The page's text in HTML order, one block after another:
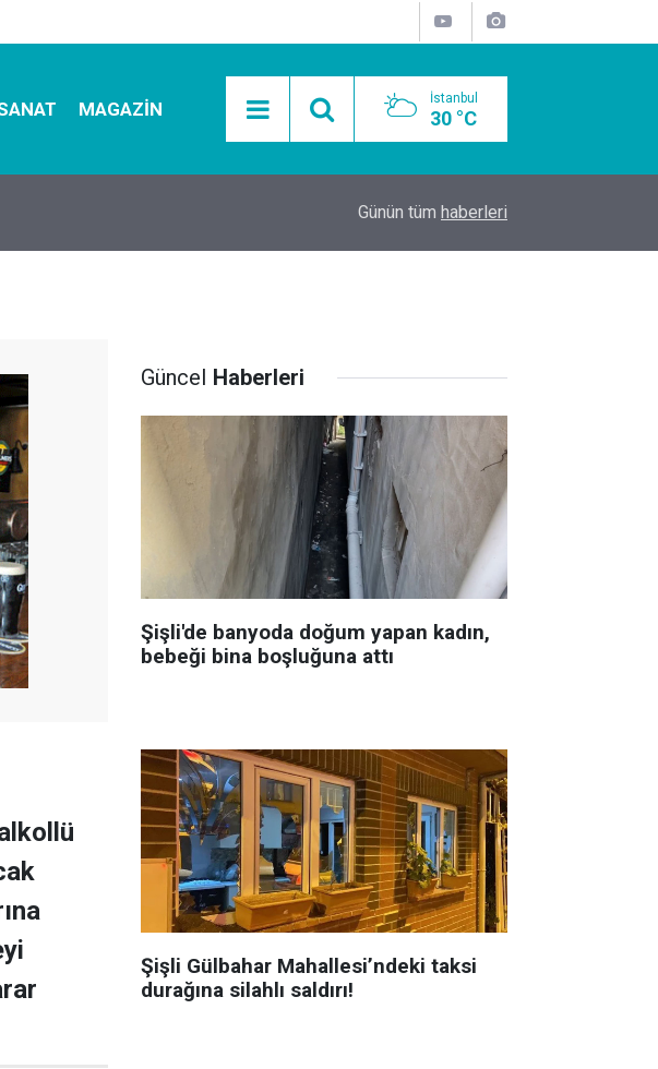
MAGAZIN İstanbul
30 °C
Mobil Araçlarla Hayır Lokması Dağıtımının
Günün tüm haberleri
Güncel Haberleri
Şişli'de banyoda doğum yapan kadın,
bebeği bina boşluğuna attı
Şişli Gülbahar Mahallesi’ndeki taksi
durağına silahlı saldırı!